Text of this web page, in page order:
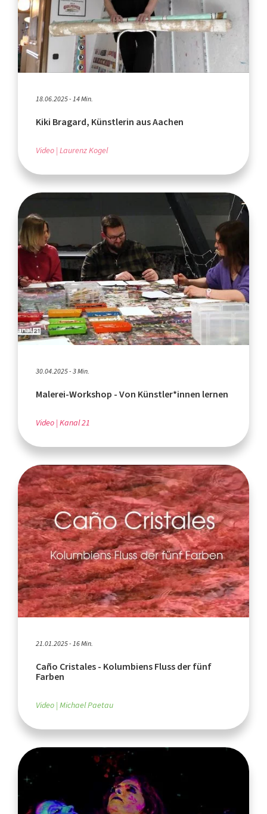
18.06.2025 - 14 Min.
Kiki Bragard, Künstlerin aus Aachen
Video Laurenz Kogel
30.04.2025 - 3 Min.
Malerei-Workshop - Von Künstler*innen lernen
Video Kanal 21
21.01.2025 - 16 Min.
Caño Cristales - Kolumbiens Fluss der fünf
Farben
Video Michael Paetau